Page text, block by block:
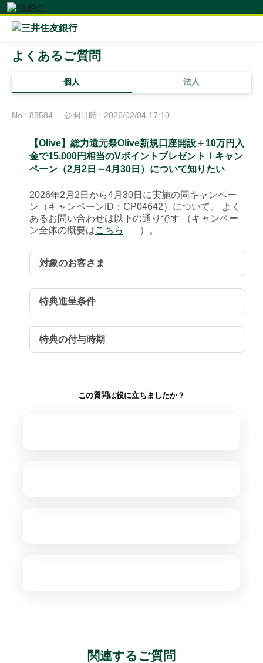
個人 法人
よくあるご質問
No : 88584 公開日時 : 2026/02/04 17:10
【Olive】総力還元祭Olive新規口座開設＋10万円入
金で15,000円相当のVポイントプレゼント！キャン
ペーン（2月2日～4月30日）について知りたい
2026年2月2日から4月30日に実施の同キャンペー
ン（キャンペーンID：CP04642）について、 よく
あるお問い合わせは以下の通りです （キャンペー
ン全体の概要はこちら ）。
対象のお客さま
特典進呈条件
特典の付与時期
この質問は役に立ちましたか？
関連するご質問